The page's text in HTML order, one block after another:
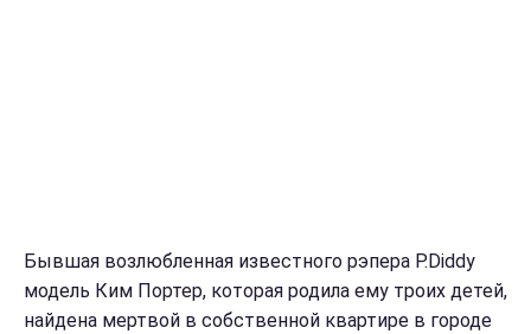
Бывшая возлюбленная известного рэпера P.Diddy
модель Ким Портер, которая родила ему троих детей,
найдена мертвой в собственной квартире в городе